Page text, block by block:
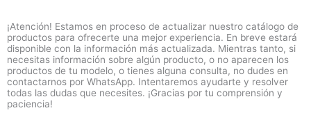
¡Atención! Estamos en proceso de actualizar nuestro catálogo de
productos para ofrecerte una mejor experiencia. En breve estará
disponible con la información más actualizada. Mientras tanto, si
necesitas información sobre algún producto, o no aparecen los
productos de tu modelo, o tienes alguna consulta, no dudes en
contactarnos por WhatsApp. Intentaremos ayudarte y resolver
todas las dudas que necesites. ¡Gracias por tu comprensión y
paciencia!